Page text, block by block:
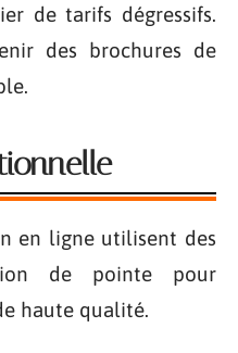
de tarifs dégressifs.
des brochures de
en ligne utilisent des
de pointe pour
haute qualité.